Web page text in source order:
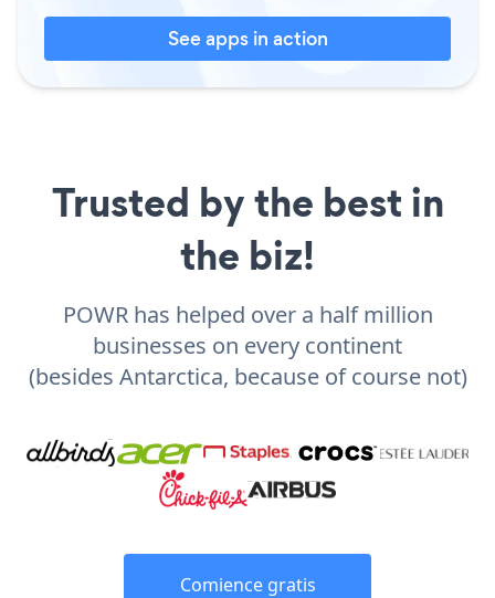
See apps in action
Trusted by the best in
the biz!
POWR has helped over a half million
businesses on every continent
(besides Antarctica, because of course not)
Comience gratis